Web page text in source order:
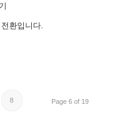
환입니다.
Page 6 of 19
8